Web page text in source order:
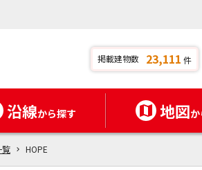
掲載建物数 23,111 件
沿線から探す 地図
覧 HOPE